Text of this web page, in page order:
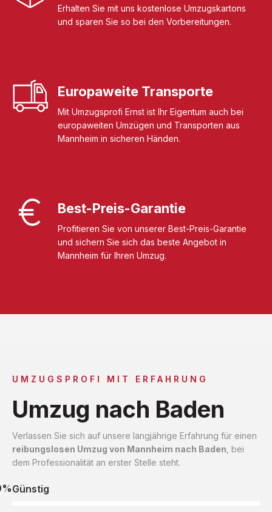
Erhalten Sie mit uns kostenlose Umzugskartons
und sparen Sie so bei den Vorbereitungen.
Europaweite Transporte
Mit Umzugsprofi Ernst ist Ihr Eigentum auch bei
europaweiten Umzügen und Transporten aus
Mannheim in sicheren Händen.
Best-Preis-Garantie
Profitieren Sie von unserer Best-Preis-Garantie
und sichern Sie sich das beste Angebot in
Mannheim für Ihren Umzug.
UMZUGSPROFI MIT ERFAHRUNG
Umzug nach Baden
Verlassen Sie sich auf unsere langjährige Erfahrung für einen
reibungslosen Umzug von Mannheim nach Baden , bei
dem Professionalität an erster Stelle steht.
Günstig